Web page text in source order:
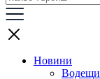
Новини